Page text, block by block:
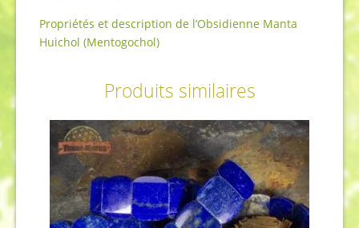
Propriétés et description de l’Obsidienne Manta
Huichol (Mentogochol)
Produits similaires